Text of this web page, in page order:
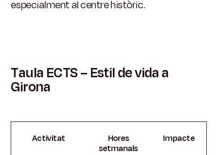
especialment al centre històric.
Taula ECTS – Estil de vida a
Girona
Activitat
Hores
setmanals
Impacte